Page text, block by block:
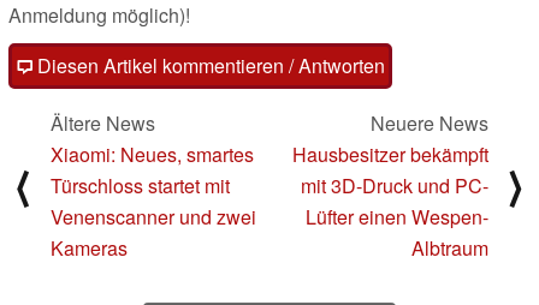
Anmeldung möglich)!
Diesen Artikel kommentieren / Antworten
⟨
Ältere News
Xiaomi: Neues, smartes
Türschloss startet mit
Venenscanner und zwei
Kameras
Neuere News
Hausbesitzer bekämpft
mit 3D-Druck und PC-
Lüfter einen Wespen-
Albtraum
⟩